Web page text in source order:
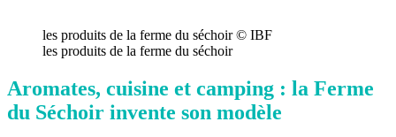
les produits de la ferme du séchoir © IBF
les produits de la ferme du séchoir
Aromates, cuisine et camping : la Ferme
du Séchoir invente son modèle